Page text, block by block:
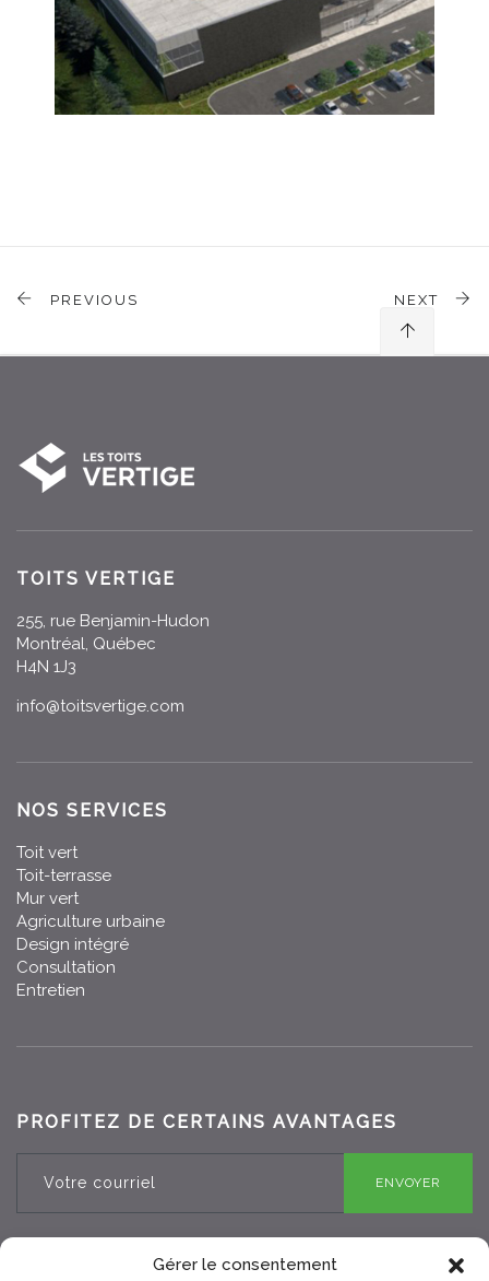
Gérer le consentement
PREVIOUS NEXT
TOITS VERTIGE
255, rue Benjamin-Hudon
Montréal, Québec
H4N 1J3
info@toitsvertige.com
NOS SERVICES
Toit vert
Toit-terrasse
Mur vert
Agriculture urbaine
Design intégré
Consultation
Entretien
PROFITEZ DE CERTAINS AVANTAGES
ENVOYER